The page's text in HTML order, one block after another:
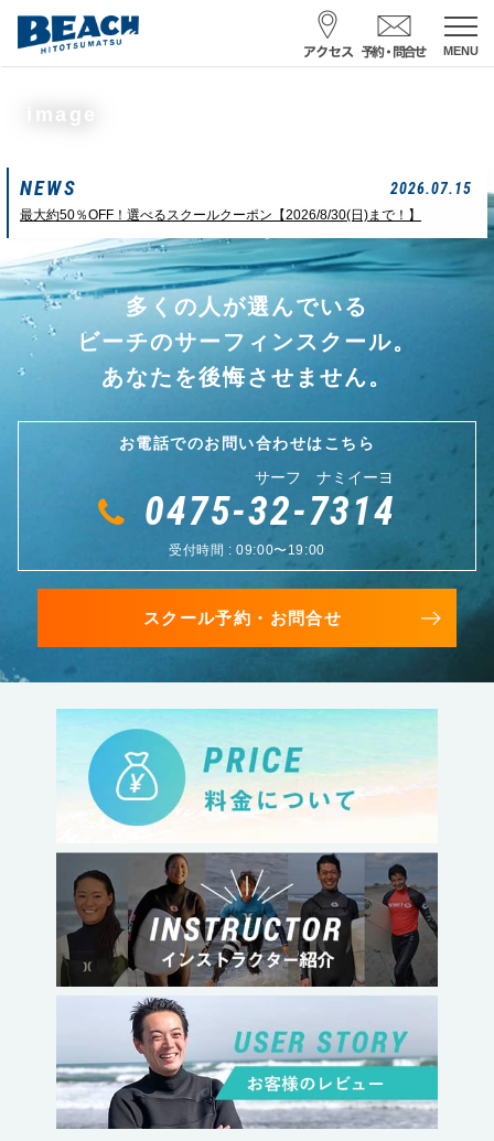
MENU
スクール予約・お問合せ
サーフ ナミイーヨ
0475-32-7314
受付時間 : 09:00〜19:00
一松海岸 波情報
状態 風
03：27/14：31
image
NEWS 2026.07.15
最大約50％OFF！選べるスクールクーポン【2026/8/30(日)まで！】
多くの人が選んでいる
ビーチのサーフィンスクール。
あなたを後悔させません。
お電話でのお問い合わせはこちら
サーフ ナミイーヨ
0475-32-7314
受付時間 : 09:00〜19:00
スクール予約・お問合せ